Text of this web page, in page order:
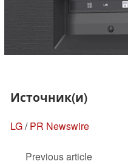
Источник(и)
LG/PR Newswire
Previous article